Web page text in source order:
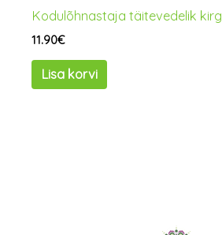
Kodulõhnastaja täitevedelik kirg
11.90€
Lisa korvi